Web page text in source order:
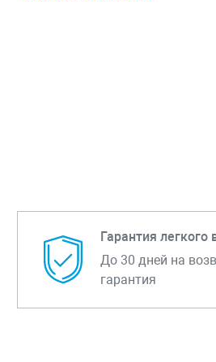
Гарантия легкого
До 30 дней на
гарантия